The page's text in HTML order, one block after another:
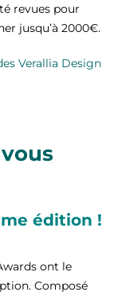
revues pour
jusqu’à 2000€.
Verallia Design
édition !
ont le
Composé